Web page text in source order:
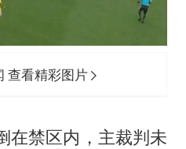
查看精彩图片
在禁区内，主裁判未